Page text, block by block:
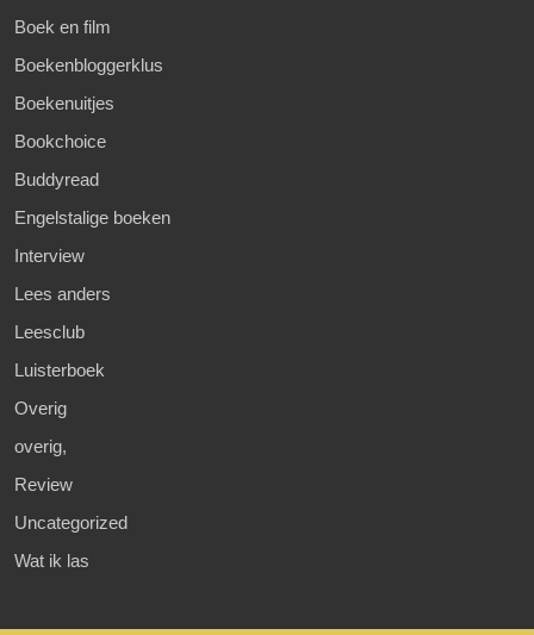
Boek en film
Boekenbloggerklus
Boekenuitjes
Bookchoice
Buddyread
Engelstalige boeken
Interview
Lees anders
Leesclub
Luisterboek
Overig
overig,
Review
Uncategorized
Wat ik las